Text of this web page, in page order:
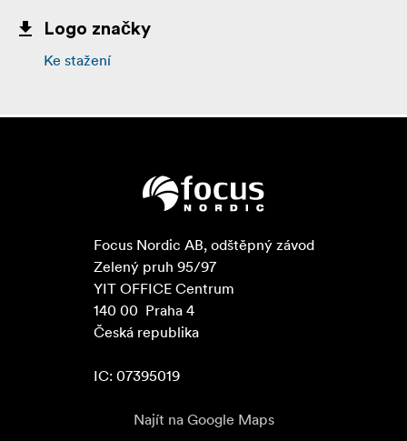
Logo značky
Ke stažení
Focus Nordic AB, odštěpný závod
Zelený pruh 95/97
YIT OFFICE Centrum
140 00  Praha 4
Česká republika
IC: 07395019
Najít na Google Maps